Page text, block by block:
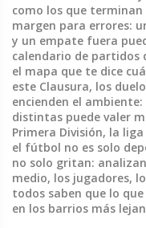
como los que
margen para errores:
y un empate fuera
calendario de partidos
el mapa que te dice
este Clausura, los
encienden el
distintas puede valer
Primera División, la
el fútbol no es solo
no solo gritan:
medio, los jugadores,
todos saben que lo
en los barrios más